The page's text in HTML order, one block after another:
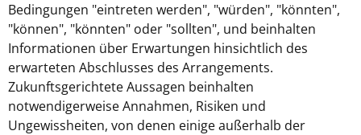
Bedingungen "eintreten werden", "würden", "könnten",
"können", "könnten" oder "sollten", und beinhalten
Informationen über Erwartungen hinsichtlich des
erwarteten Abschlusses des Arrangements.
Zukunftsgerichtete Aussagen beinhalten
notwendigerweise Annahmen, Risiken und
Ungewissheiten, von denen einige außerhalb der